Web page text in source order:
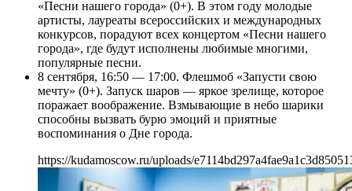
«Песни нашего города» (0+). В этом году молодые
артисты, лауреаты всероссийских и международных
конкурсов, порадуют всех концертом «Песни нашего
города», где будут исполнены любимые многими,
популярные песни.
8 сентября, 16:50 — 17:00. Флешмоб «Запусти свою
мечту» (0+). Запуск шаров — яркое зрелище, которое
поражает воображение. Взмывающие в небо шарики
способны вызвать бурю эмоций и приятные
воспоминания о Дне города.
https://kudamoscow.ru/uploads/